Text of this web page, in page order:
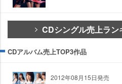
CDシングル売上ラ
CDアルバム売上TOP3作品
2012年08月15日発売